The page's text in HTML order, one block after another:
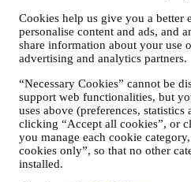
Cookies help us give you a better
personalise content and ads, and
share information about your use
advertising and analytics partners.
“Necessary Cookies” cannot be
support web functionalities, but
uses above (preferences,
clicking “Accept all cookies”, or
you manage each cookie
cookies only”, so that no other
installed.
Nous souhaitons utiliser vos
services et nos offres à vos
vous proposer une expérience
faisons cela en analysant par
centres d’intérêt, en relation
consultés, votre interaction
les pages de notre Site web
nos offres qui retient votre
principalement recours à des
similaires, et également grâce
préférences collectées lors de